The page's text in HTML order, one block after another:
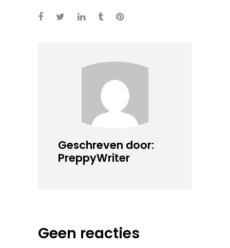
Geschreven door:
PreppyWriter
Geen reacties